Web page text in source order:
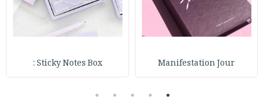
Manifestation Jour
Sticky Notes Box :
1
2
3
4
5